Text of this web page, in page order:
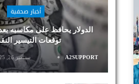
أخبار صحفية
الدولار يحافظ على مكاسبه
توقعات التيسير
A2SUPPORT سبتمبر 26, 2025